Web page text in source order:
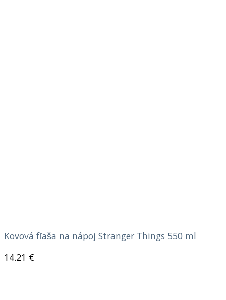
Kovová fľaša na nápoj Stranger Things 550 ml
14.21 €